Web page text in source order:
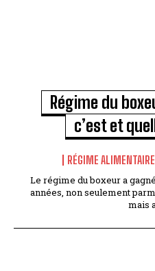
Régime du
c’est et
RÉGIME ALIMENTAIRE
Le régime du boxeur a
années, non seulement
mais